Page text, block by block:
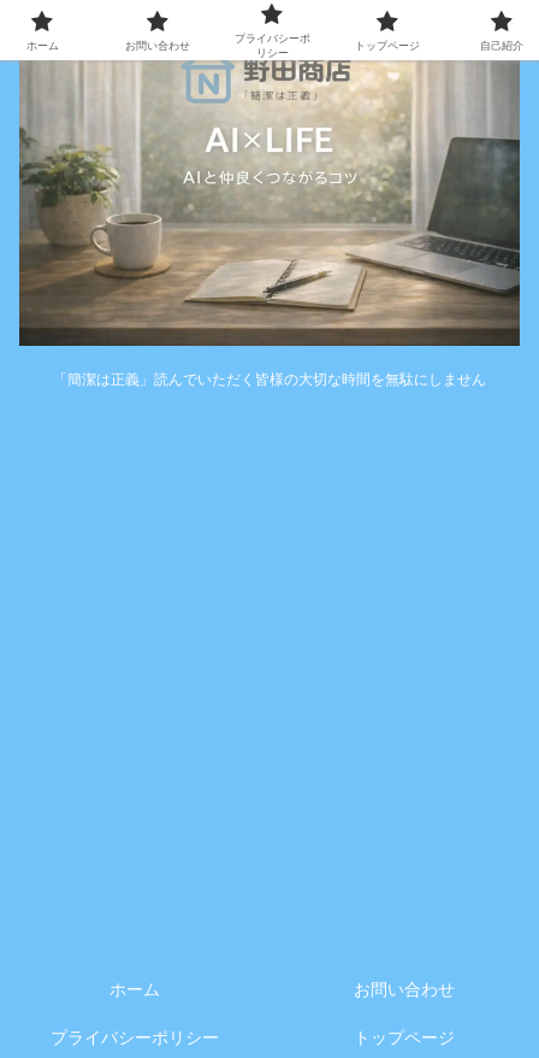
「簡潔は正義」読んでいただく皆様の大切な時間を無駄にしません
ホーム お問い合わせ
プライバシーポリシー トップページ
ホーム お問い合わせ
プライバシーポ
リシー
トップページ 自己紹介